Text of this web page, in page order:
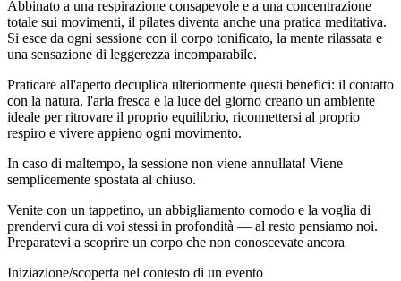
Abbinato a una respirazione consapevole e a una concentrazione
totale sui movimenti, il pilates diventa anche una pratica meditativa.
Si esce da ogni sessione con il corpo tonificato, la mente rilassata e
una sensazione di leggerezza incomparabile.
Praticare all'aperto decuplica ulteriormente questi benefici: il contatto
con la natura, l'aria fresca e la luce del giorno creano un ambiente
ideale per ritrovare il proprio equilibrio, riconnettersi al proprio
respiro e vivere appieno ogni movimento.
In caso di maltempo, la sessione non viene annullata! Viene
semplicemente spostata al chiuso.
Venite con un tappetino, un abbigliamento comodo e la voglia di
prendervi cura di voi stessi in profondità — al resto pensiamo noi.
Preparatevi a scoprire un corpo che non conoscevate ancora
Iniziazione/scoperta nel contesto di un evento